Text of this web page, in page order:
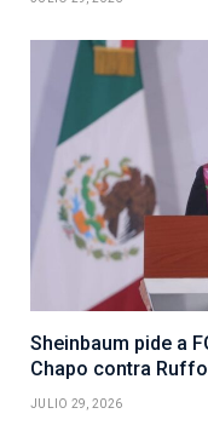
Sheinbaum pide a
Chapo contra Ruffo
JULIO 29, 2026